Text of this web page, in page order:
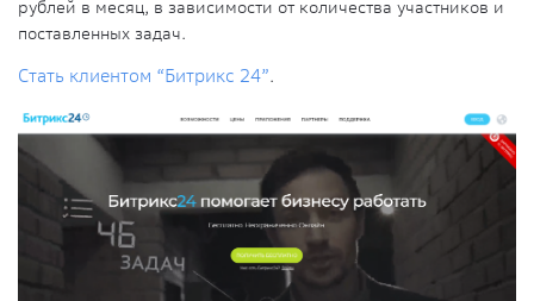
рублей в месяц, в зависимости от количества участников и
поставленных задач.
Стать клиентом “Битрикс 24”.